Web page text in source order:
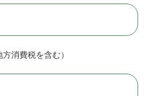
消費税を含む）